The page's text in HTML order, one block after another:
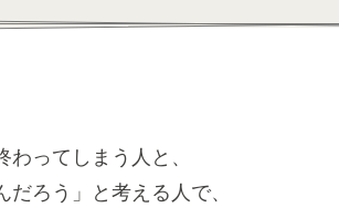
わってしまう人と、
だろう」と考える人で、